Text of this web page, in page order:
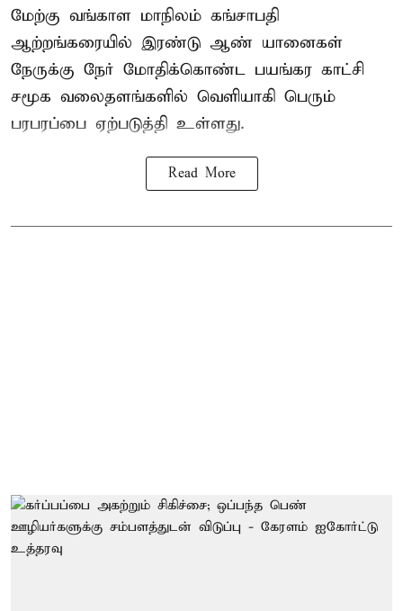
மேற்கு வங்காள மாநிலம் கங்சாபதி
ஆற்றங்கரையில் இரண்டு ஆண் யானைகள்
நேருக்கு நேர் மோதிக்கொண்ட பயங்கர காட்சி
சமூக வலைதளங்களில் வெளியாகி பெரும்
பரபரப்பை ஏற்படுத்தி உள்ளது.
Read More